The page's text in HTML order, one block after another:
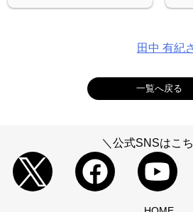
田中 有紀
一覧へ戻る
＼公式SNSはこ